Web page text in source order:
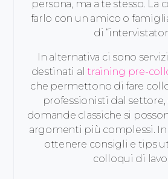
persona, ma a te stesso. La
farlo con un amico o
di
In alternativa ci sono
destinati altraining pre-
che permettono di fare
professionisti dal
domande classiche si
argomenti più complessi.
ottenere consigli e tips
colloqui di